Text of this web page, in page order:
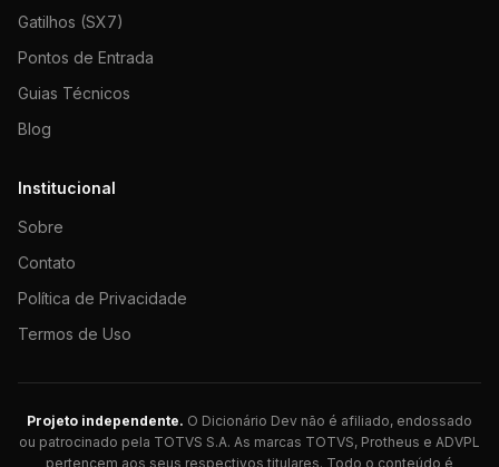
Gatilhos (SX7)
Pontos de Entrada
Guias Técnicos
Blog
Institucional
Sobre
Contato
Política de Privacidade
Termos de Uso
Projeto independente. O Dicionário Dev não é afiliado, endossado
ou patrocinado pela TOTVS S.A. As marcas TOTVS, Protheus e ADVPL
pertencem aos seus respectivos titulares. Todo o conteúdo é